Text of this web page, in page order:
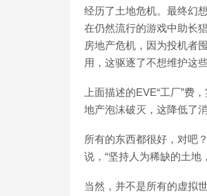
经历了土地危机。最终幻
在仍然流行的游戏中助长
房地产危机，因为投机者
用，这驱逐了不想维护这
上面描述的EVE“工厂”费
地产泡沫破灭，这降低了
所有的东西都很好，对吧
说，“坚持人为稀缺的土
当然，并不是所有的虚拟